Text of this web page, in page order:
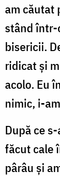
am căutat
stând într-
bisericii.
ridicat și
acolo. Eu
nimic, i-
După ce
făcut cale
pârâu și